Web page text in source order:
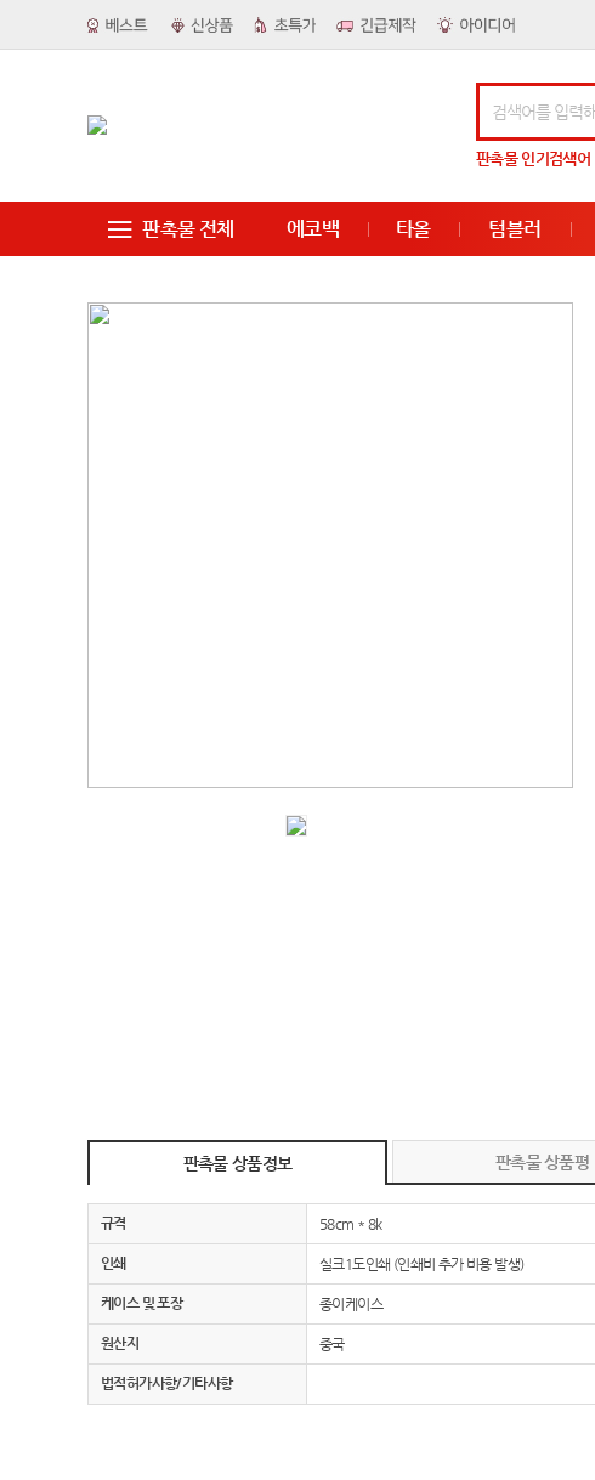
판촉물인기검색어
판촉물 전체 에코백 타올 텀블러
판촉물 상품정보 판촉물 상품평
규격 58cm * 8k
인쇄 실크1도인쇄 (인쇄비 추가 비용 발생)
케이스 및 포장 종이케이스
원산지 중국
법적허가사항/기타사항